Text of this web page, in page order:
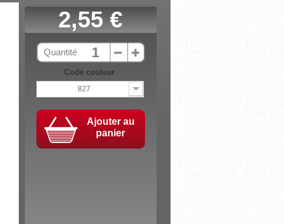
2,55 €
Quantité
Code couleur
827
Ajouter au
panier